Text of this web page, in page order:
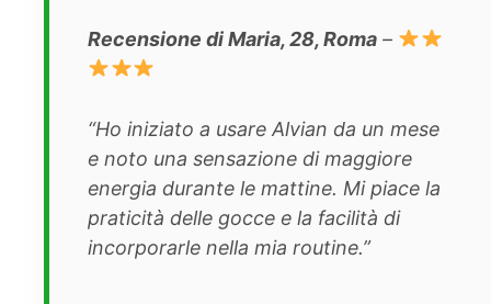
Recensione di Maria, 28, Roma –
“Ho iniziato a usare Alvian da un mese
e noto una sensazione di maggiore
energia durante le mattine. Mi piace la
praticità delle gocce e la facilità di
incorporarle nella mia routine.”